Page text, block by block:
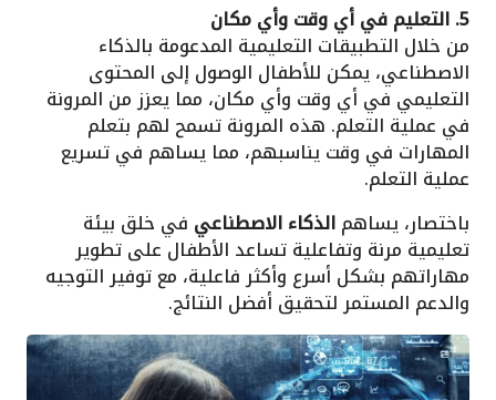
5. التعليم في أي وقت وأي مكان
من خلال التطبيقات التعليمية المدعومة بالذكاء
الاصطناعي، يمكن للأطفال الوصول إلى المحتوى
التعليمي في أي وقت وأي مكان، مما يعزز من المرونة
في عملية التعلم. هذه المرونة تسمح لهم بتعلم
المهارات في وقت يناسبهم، مما يساهم في تسريع
عملية التعلم.
باختصار، يساهمالذكاء الاصطناعي في خلق بيئة
تعليمية مرنة وتفاعلية تساعد الأطفال على تطوير
مهاراتهم بشكل أسرع وأكثر فاعلية، مع توفير التوجيه
والدعم المستمر لتحقيق أفضل النتائج.